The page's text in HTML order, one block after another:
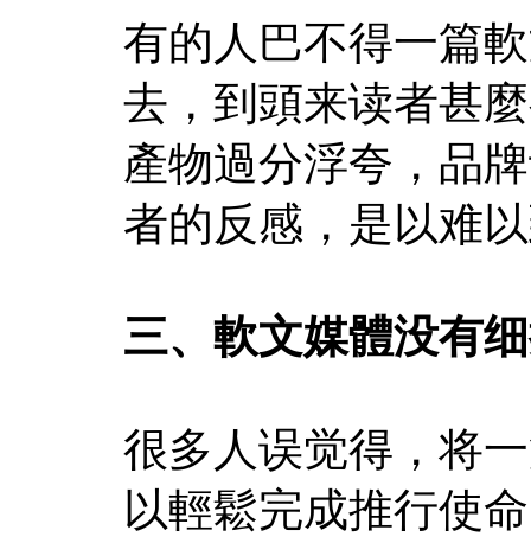
有的人巴不得一篇
去，到頭来读者甚
產物過分浮夸，品
者的反感，是以难
三、軟文媒體没有
很多人误觉得，将
以輕鬆完成推行使